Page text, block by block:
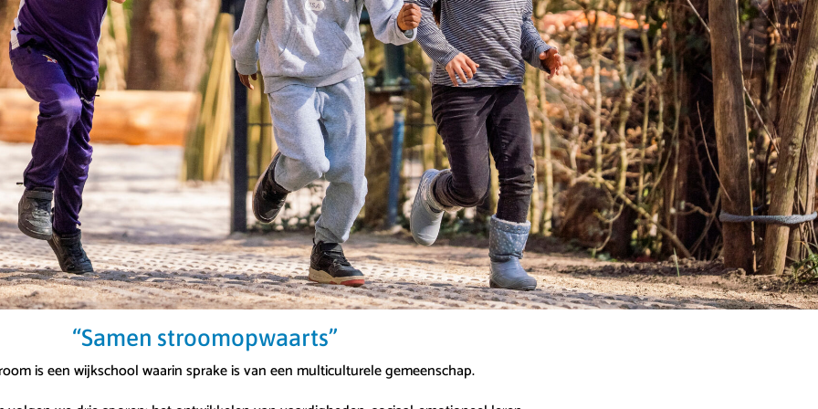
“Samen stroomopwaarts”
is een wijkschool waarin sprake is van een multiculturele gemeenschap.